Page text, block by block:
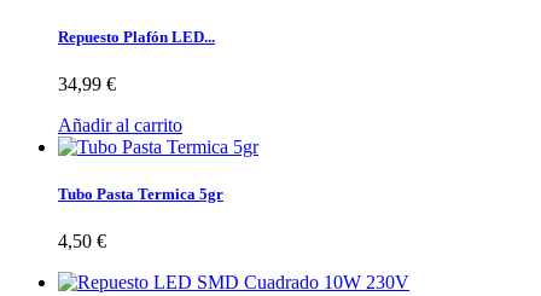
Repuesto Plafón LED...
34,99 €
Añadir al carrito
Tubo Pasta Termica 5gr
4,50 €